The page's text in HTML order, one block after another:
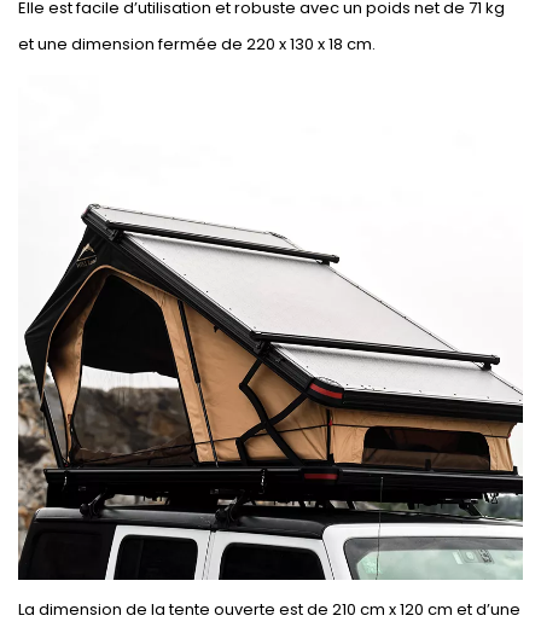
Elle est facile d’utilisation et robuste avec un poids net de 71 kg
et une dimension fermée de 220 x 130 x 18 cm.
La dimension de la tente ouverte est de 210 cm x 120 cm et d’une